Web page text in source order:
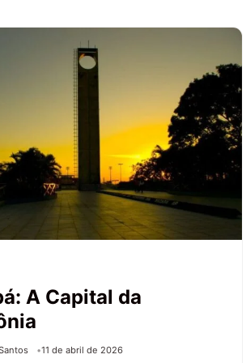
A Capital da
11 de abril de 2026